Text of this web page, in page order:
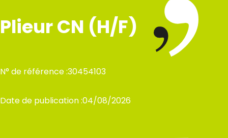
Plieur CN (H/F)
N° de référence :30454103
Date de publication :04/08/2026